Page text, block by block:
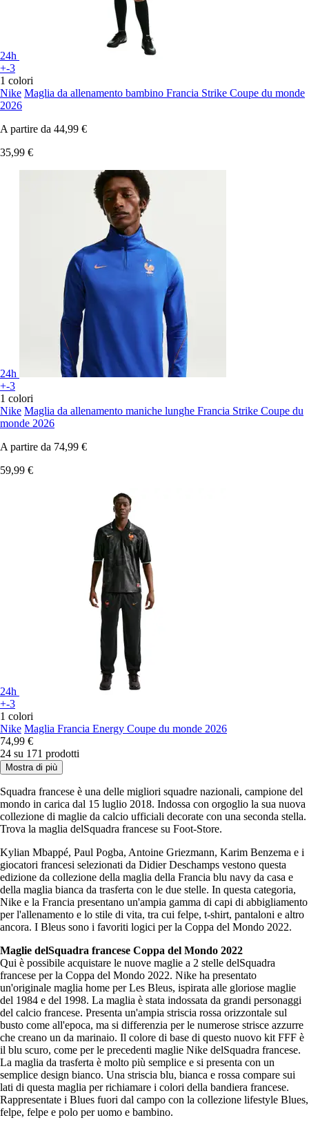
24h
+-3
1 colori
Nike Maglia da allenamento bambino Francia Strike Coupe du monde
2026
A partire da 44,99 €
35,99 €
24h
+-3
1 colori
Nike Maglia da allenamento maniche lunghe Francia Strike Coupe du
monde 2026
A partire da 74,99 €
59,99 €
24h
+-3
1 colori
Nike Maglia Francia Energy Coupe du monde 2026
74,99 €
24 su 171 prodotti
Mostra di più
Squadra francese è una delle migliori squadre nazionali, campione del
mondo in carica dal 15 luglio 2018. Indossa con orgoglio la sua nuova
collezione di maglie da calcio ufficiali decorate con una seconda stella.
Trova la maglia delSquadra francese su Foot-Store.
Kylian Mbappé, Paul Pogba, Antoine Griezmann, Karim Benzema e i
giocatori francesi selezionati da Didier Deschamps vestono questa
edizione da collezione della maglia della Francia blu navy da casa e
della maglia bianca da trasferta con le due stelle. In questa categoria,
Nike e la Francia presentano un'ampia gamma di capi di abbigliamento
per l'allenamento e lo stile di vita, tra cui felpe, t-shirt, pantaloni e altro
ancora. I Bleus sono i favoriti logici per la Coppa del Mondo 2022.
Maglie delSquadra francese Coppa del Mondo 2022
Qui è possibile acquistare le nuove maglie a 2 stelle delSquadra
francese per la Coppa del Mondo 2022. Nike ha presentato
un'originale maglia home per Les Bleus, ispirata alle gloriose maglie
del 1984 e del 1998. La maglia è stata indossata da grandi personaggi
del calcio francese. Presenta un'ampia striscia rossa orizzontale sul
busto come all'epoca, ma si differenzia per le numerose strisce azzurre
che creano un da marinaio. Il colore di base di questo nuovo kit FFF è
il blu scuro, come per le precedenti maglie Nike delSquadra francese.
La maglia da trasferta è molto più semplice e si presenta con un
semplice design bianco. Una striscia blu, bianca e rossa compare sui
lati di questa maglia per richiamare i colori della bandiera francese.
Rappresentate i Blues fuori dal campo con la collezione lifestyle Blues,
felpe, felpe e polo per uomo e bambino.